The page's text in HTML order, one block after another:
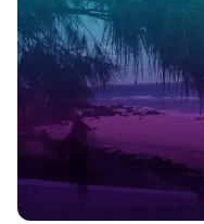
Cluburlaub unter